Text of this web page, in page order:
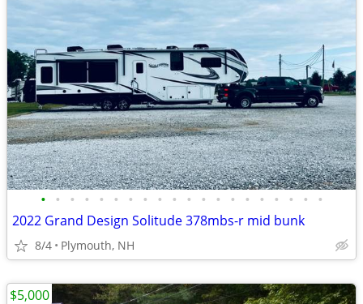
• • • • • • • • • • • • • • • • • • • •
2022 Grand Design Solitude 378mbs-r mid bunk
8/4 Plymouth, NH
$5,000